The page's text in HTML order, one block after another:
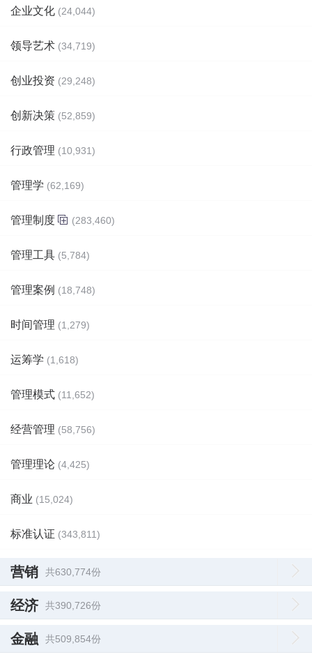
企业文化 (24,044)
领导艺术 (34,719)
创业投资 (29,248)
创新决策 (52,859)
行政管理 (10,931)
管理学 (62,169)
管理制度 (283,460)
管理工具 (5,784)
管理案例 (18,748)
时间管理 (1,279)
运筹学 (1,618)
管理模式 (11,652)
经营管理 (58,756)
管理理论 (4,425)
商业 (15,024)
标准认证 (343,811)
营销 共630,774份
经济 共390,726份
金融 共509,854份